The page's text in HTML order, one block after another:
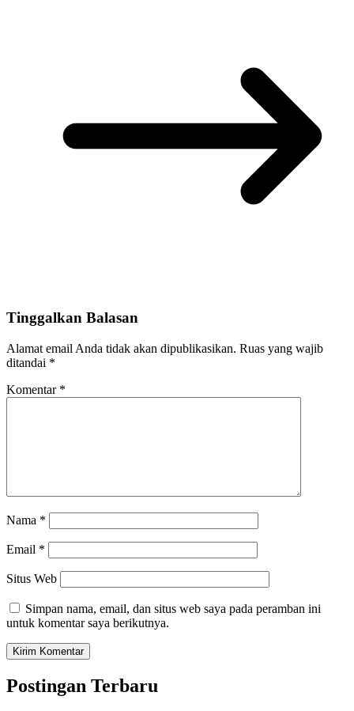
Tinggalkan Balasan
Alamat email Anda tidak akan dipublikasikan. Ruas yang wajib
ditandai *
Komentar *
Nama *
Email *
Situs Web
Simpan nama, email, dan situs web saya pada peramban ini
untuk komentar saya berikutnya.
Postingan Terbaru